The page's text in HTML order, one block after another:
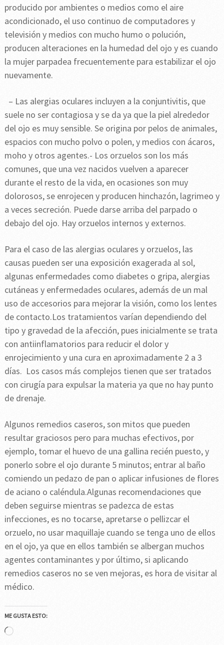
producido por ambientes o medios como el aire
acondicionado, el uso continuo de computadores y
televisión y medios con mucho humo o polución,
producen alteraciones en la humedad del ojo y es cuando
la mujer parpadea frecuentemente para estabilizar el ojo
nuevamente.
– Las alergias oculares incluyen a la conjuntivitis, que
suele no ser contagiosa y se da ya que la piel alrededor
del ojo es muy sensible. Se origina por pelos de animales,
espacios con mucho polvo o polen, y medios con ácaros,
moho y otros agentes.- Los orzuelos son los más
comunes, que una vez nacidos vuelven a aparecer
durante el resto de la vida, en ocasiones son muy
dolorosos, se enrojecen y producen hinchazón, lagrimeo y
a veces secreción. Puede darse arriba del parpado o
debajo del ojo. Hay orzuelos internos y externos.
Para el caso de las alergias oculares y orzuelos, las
causas pueden ser una exposición exagerada al sol,
algunas enfermedades como diabetes o gripa, alergias
cutáneas y enfermedades oculares, además de un mal
uso de accesorios para mejorar la visión, como los lentes
de contacto.Los tratamientos varían dependiendo del
tipo y gravedad de la afección, pues inicialmente se trata
con antiinflamatorios para reducir el dolor y
enrojecimiento y una cura en aproximadamente 2 a 3
días. Los casos más complejos tienen que ser tratados
con cirugía para expulsar la materia ya que no hay punto
de drenaje.
Algunos remedios caseros, son mitos que pueden
resultar graciosos pero para muchas efectivos, por
ejemplo, tomar el huevo de una gallina recién puesto, y
ponerlo sobre el ojo durante 5 minutos; entrar al baño
comiendo un pedazo de pan o aplicar infusiones de flores
de aciano o caléndula.Algunas recomendaciones que
deben seguirse mientras se padezca de estas
infecciones, es no tocarse, apretarse o pellizcar el
orzuelo, no usar maquillaje cuando se tenga uno de ellos
en el ojo, ya que en ellos también se albergan muchos
agentes contaminantes y por último, si aplicando
remedios caseros no se ven mejoras, es hora de visitar al
médico.
ME GUSTA ESTO:
Cargando...